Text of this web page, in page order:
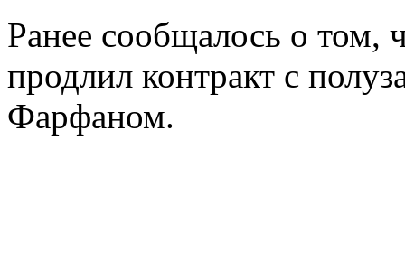
Ранее сообщалось о том,
продлил контракт с
Фарфаном.